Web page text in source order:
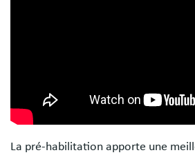
La pré-habilitation apporte une